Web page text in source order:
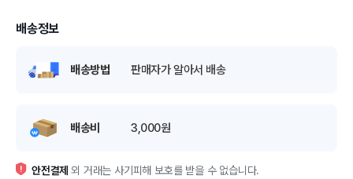
배송정보
배송방법 판매자가 알아서 배송
배송비 3,000원
안전결제 외 거래는 사기피해 보호를 받을 수 없습니다.